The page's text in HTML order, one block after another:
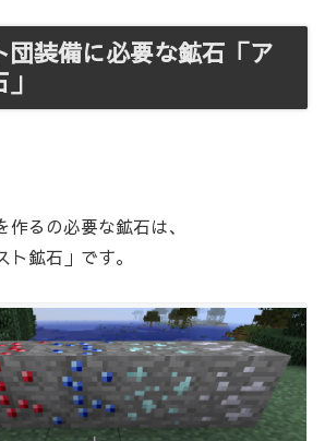
団装備に必要な鉱石「ア
るの必要な鉱石は、
鉱石」です。